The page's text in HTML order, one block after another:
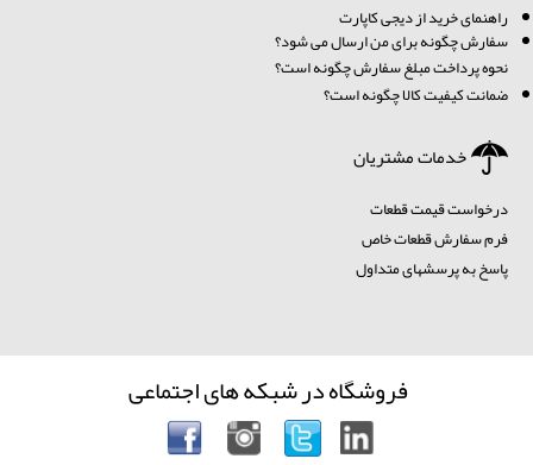
راهنمای خرید از دیجی کاپارت
سفارش چگونه برای من ارسال می شود؟
نحوه پرداخت مبلغ سفارش چگونه است؟
ضمانت کیفیت کالا چگونه است؟
خدمات مشتریان
درخواست قیمت قطعات
فرم سفارش قطعات خاص
پاسخ به پرسشهای متداول
فروشگاه در شبکه های اجتماعی